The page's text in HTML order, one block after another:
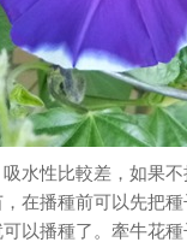
水性比較差，如果
在播種前可以先把
以播種了。牽牛花